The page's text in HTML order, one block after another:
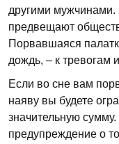
другими
предвещают
Порвавшаяся
дождь, – к тревогам
Если во сне вам
наяву вы будете
значительную
предупреждение о